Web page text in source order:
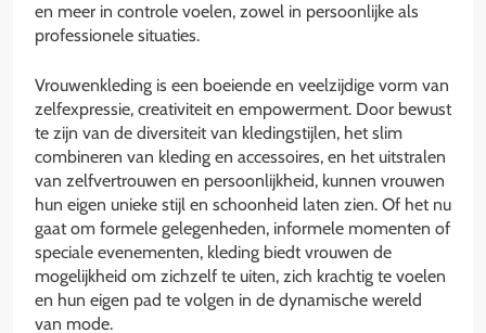
en meer in controle voelen, zowel in persoonlijke als
professionele situaties.
Vrouwenkleding is een boeiende en veelzijdige vorm van
zelfexpressie, creativiteit en empowerment. Door bewust
te zijn van de diversiteit van kledingstijlen, het slim
combineren van kleding en accessoires, en het uitstralen
van zelfvertrouwen en persoonlijkheid, kunnen vrouwen
hun eigen unieke stijl en schoonheid laten zien. Of het nu
gaat om formele gelegenheden, informele momenten of
speciale evenementen, kleding biedt vrouwen de
mogelijkheid om zichzelf te uiten, zich krachtig te voelen
en hun eigen pad te volgen in de dynamische wereld
van mode.